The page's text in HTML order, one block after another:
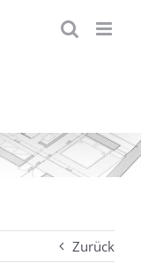
Zurück